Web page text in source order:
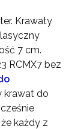
Krawaty
7 cm.
RCMX7 bez
krawat do
każdy z